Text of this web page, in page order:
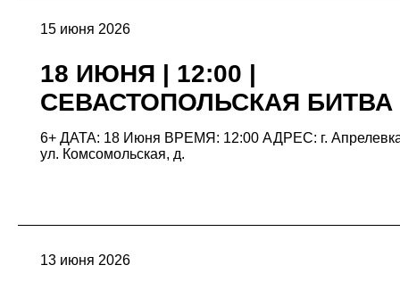
15 июня 2026
18 ИЮНЯ | 12:00 |
СЕВАСТОПОЛЬСКАЯ БИТВА
6+ ДАТА: 18 Июня ВРЕМЯ: 12:00 АДРЕС: г.
ул. Комсомольская, д.
13 июня 2026